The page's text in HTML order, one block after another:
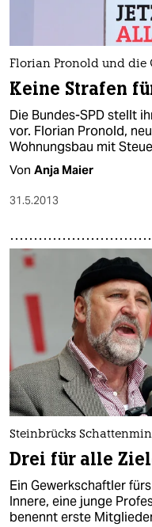
Florian Pronold und die
Keine Strafen
Die Bundes-SPD stellt
vor. Florian Pronold,
Wohnungsbau mit
Von Anja Maier
31.5.2013
Steinbrücks
Drei für alle
Ein Gewerkschaftler
Innere, eine junge
benennt erste